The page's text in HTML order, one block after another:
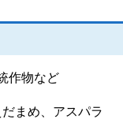
作物など
まめ、アスパラ